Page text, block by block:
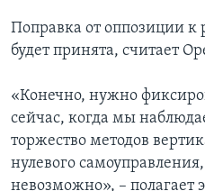
Поправка от оппозиции
будет принята, считает
«Конечно, нужно
сейчас, когда мы
торжество методов
нулевого
невозможно», – полагает